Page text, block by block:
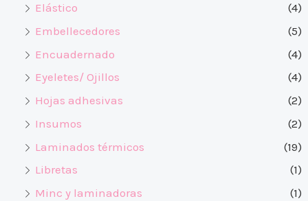
Elástico
(4)
Embellecedores
(5)
Encuadernado
(4)
Eyeletes/ Ojillos
(4)
Hojas adhesivas
(2)
Insumos
(2)
Laminados térmicos
(19)
Libretas
(1)
Minc y laminadoras
(1)